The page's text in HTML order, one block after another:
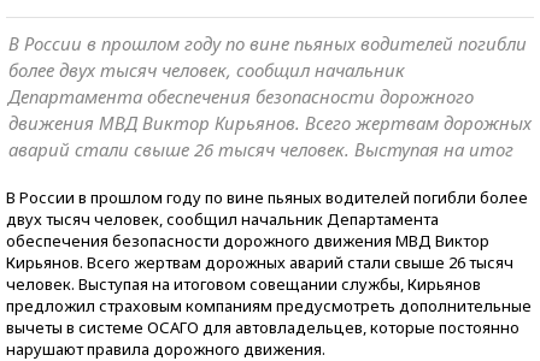
В России в прошлом году по вине пьяных водителей погибли
более двух тысяч человек, сообщил начальник
Департамента обеспечения безопасности дорожного
движения МВД Виктор Кирьянов. Всего жертвам дорожных
аварий стали свыше 26 тысяч человек. Выступая на итог
В России в прошлом году по вине пьяных водителей погибли более
двух тысяч человек, сообщил начальник Департамента
обеспечения безопасности дорожного движения МВД Виктор
Кирьянов. Всего жертвам дорожных аварий стали свыше 26 тысяч
человек. Выступая на итоговом совещании службы, Кирьянов
предложил страховым компаниям предусмотреть дополнительные
вычеты в системе ОСАГО для автовладельцев, которые постоянно
нарушают правила дорожного движения.